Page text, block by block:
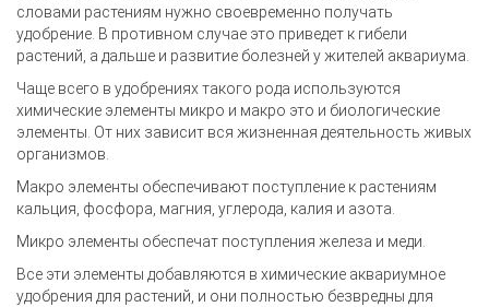
словами растениям нужно своевременно получать
удобрение. В противном случае это приведет к гибели
растений, а дальше и развитие болезней у жителей аквариума.
Чаще всего в удобрениях такого рода используются
химические элементы микро и макро это и биологические
элементы. От них зависит вся жизненная деятельность живых
организмов.
Макро элементы обеспечивают поступление к растениям
кальция, фосфора, магния, углерода, калия и азота.
Микро элементы обеспечат поступления железа и меди.
Все эти элементы добавляются в химические аквариумное
удобрения для растений, и они полностью безвредны для